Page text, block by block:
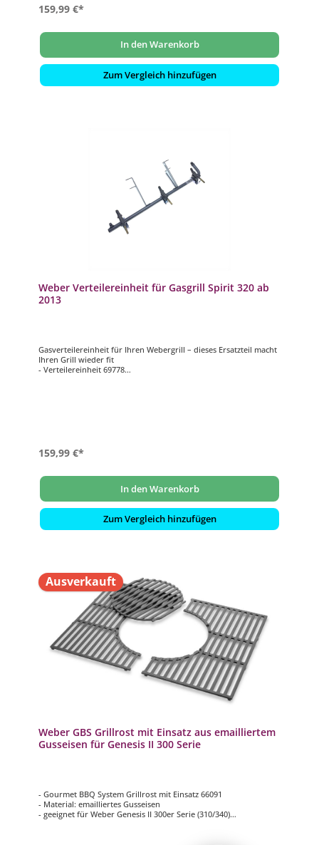
159,99 €*
In den Warenkorb
Zum Vergleich hinzufügen
Weber Verteilereinheit für Gasgrill Spirit 320 ab
2013
Gasverteilereinheit für Ihren Webergrill – dieses Ersatzteil macht
Ihren Grill wieder fit
- Verteilereinheit 69778
159,99 €*
In den Warenkorb
Zum Vergleich hinzufügen
Ausverkauft
Weber GBS Grillrost mit Einsatz aus emailliertem
Gusseisen für Genesis II 300 Serie
- Gourmet BBQ System Grillrost mit Einsatz 66091
- Material: emailliertes Gusseisen
- geeignet für Weber Genesis II 300er Serie (310/340)